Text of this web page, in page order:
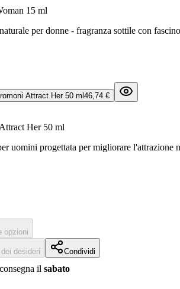
15 ml
per donne - fragranza sottile con
Attract Her 50 ml 46,74 €
Her 50 ml
uomini progettata per migliorare l'attrazione
opzioni
desideri Condividi
il sabato